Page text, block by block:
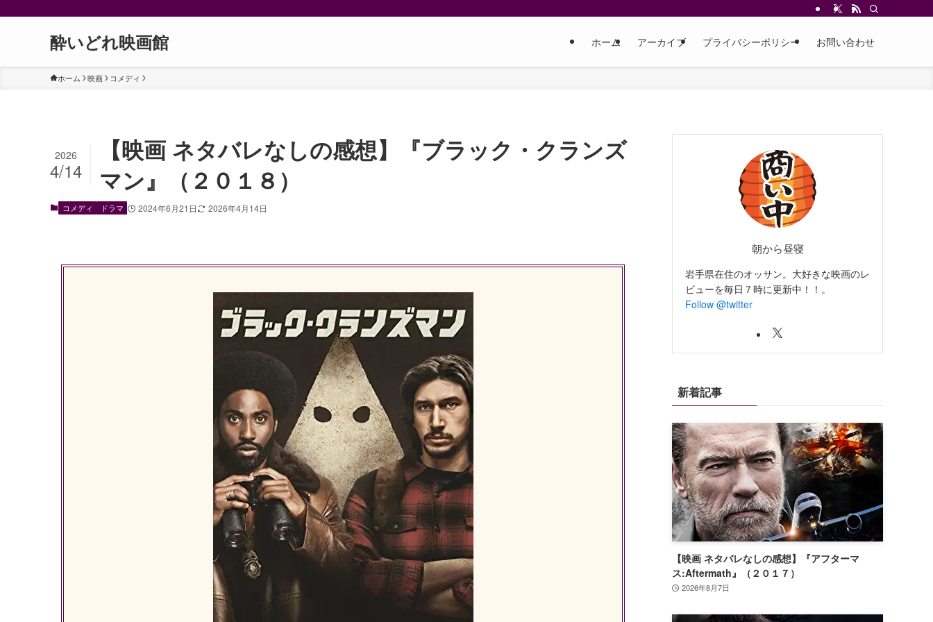
酔いどれ映画館 ホーム アーカイブ プライバシーポリシー お問い合わせ
ホーム 映画 コメディ
【映画 ネタバレなしの感想】『ブラック・クランズ
マン』（２０１８）
2026
4/14
コメディ ドラマ 2024年6月21日 2026年4月14日
朝から昼寝
岩手県在住のオッサン。大好きな映画のレ
ビューを毎日７時に更新中！！。
Follow @twitter
新着記事
【映画 ネタバレなしの感想】『アフターマ
ス:Aftermath』（２０１７）
2026年8月7日